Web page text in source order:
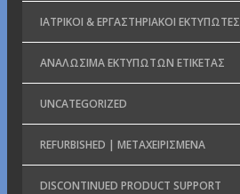
ΙΑΤΡΙΚΟΊ & ΕΡΓΑΣΤΗΡΙΑΚΟΊ ΕΚΤΥΠΩΤΈΣ
ΑΝΑΛΏΣΙΜΑ ΕΚΤΥΠΩΤΏΝ ΕΤΙΚΈΤΑΣ
UNCATEGORIZED
REFURBISHED | ΜΕΤΑΧΕΙΡΙΣΜΈΝΑ
DISCONTINUED PRODUCT SUPPORT